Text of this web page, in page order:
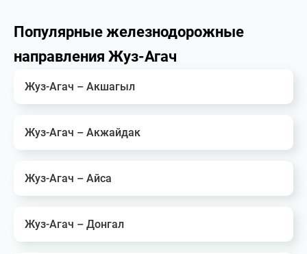
Популярные железнодорожные
направления Жуз-Агач
Жуз-Агач – Акшагыл
Жуз-Агач – Акжайдак
Жуз-Агач – Айса
Жуз-Агач – Донгал